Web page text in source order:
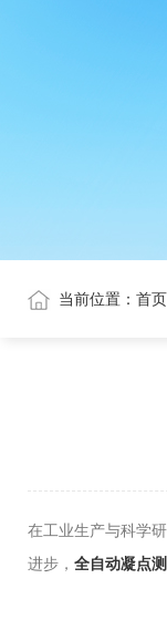
当前位置： 首页
在工业生产与科学
进步， 全自动凝点